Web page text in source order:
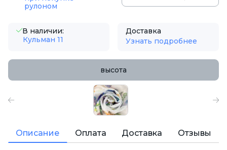
рулоном
В наличии:
Кульман 11
Доставка
Узнать подробнее
высота
Описание Оплата Доставка Отзывы